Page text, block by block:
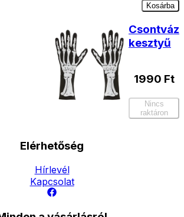
Kosárba
Csontváz
kesztyű
1990 Ft
Nincs
raktáron
Elérhetőség
Hírlevél
Kapcsolat